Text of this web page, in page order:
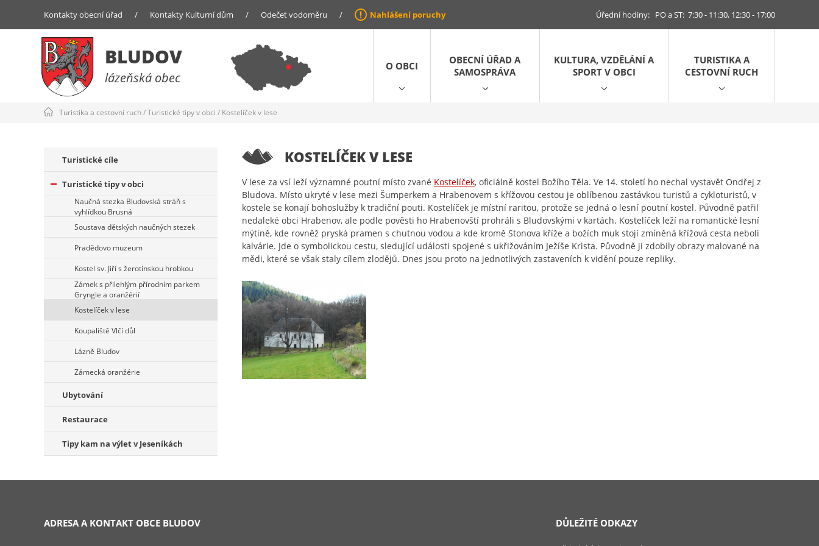
Kontakty obecní úřad / Kontakty Kulturní dům / Odečet vodoměru / Nahlášení poruchy Úřední hodiny: PO a ST: 7:30 - 11:30, 12:30 - 17:00
BLUDOV
lázeňská obec
O OBCI
OBECNÍ ÚŘAD A
SAMOSPRÁVA
KULTURA, VZDĚLÁNÍ A
SPORT V OBCI
TURISTIKA A
CESTOVNÍ RUCH
Turistika a cestovní ruch/Turistické tipy v obci / Kostelíček v lese
Turistické cíle
Turistické tipy v obci
Naučná stezka Bludovská stráň s
vyhlídkou Brusná
Soustava dětských naučných stezek
Pradědovo muzeum
Kostel sv. Jiří s žerotínskou hrobkou
Zámek s přilehlým přírodním parkem
Gryngle a oranžérií
Kostelíček v lese
Koupaliště Vlčí důl
Lázně Bludov
Zámecká oranžérie
Ubytování
Restaurace
Tipy kam na výlet v Jeseníkách
KOSTELÍČEK V LESE
V lese za vsí leží významné poutní místo zvané Kostelíček, oficiálně kostel Božího Těla. Ve 14. století ho nechal vystavět Ondřej z
Bludova. Místo ukryté v lese mezi Šumperkem a Hrabenovem s křížovou cestou je oblíbenou zastávkou turistů a cykloturistů, v
kostele se konají bohoslužby k tradiční pouti. Kostelíček je místní raritou, protože se jedná o lesní poutní kostel. Původně patřil
nedaleké obci Hrabenov, ale podle pověsti ho Hrabenovští prohráli s Bludovskými v kartách. Kostelíček leží na romantické lesní
mýtině, kde rovněž pryská pramen s chutnou vodou a kde kromě Stonova kříže a božích muk stojí zmíněná křížová cesta neboli
kalvárie. Jde o symbolickou cestu, sledující události spojené s ukřižováním Ježíše Krista. Původně ji zdobily obrazy malované na
mědi, které se však staly cílem zlodějů. Dnes jsou proto na jednotlivých zastaveních k vidění pouze repliky.
ADRESA A KONTAKT OBCE BLUDOV DŮLEŽITÉ ODKAZY